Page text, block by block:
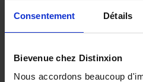
Consentement Détails
Bievenue chez Distinxion
Nous accordons beaucoup